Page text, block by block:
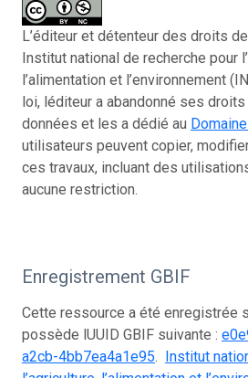
L’éditeur et détenteur des droits
Institut national de recherche pour
l’alimentation et l’environnement
loi, léditeur a abandonné ses
données et les a dédié au
utilisateurs peuvent copier,
ces travaux, incluant des
aucune restriction.
Enregistrement GBIF
Cette ressource a été enregistrée
possède lUUID GBIF suivante :
a2cb-4bb7ea4a1e95. Institut